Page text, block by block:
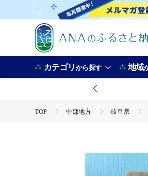
カテゴリから探す 地域
TOP 中部地方 岐阜県